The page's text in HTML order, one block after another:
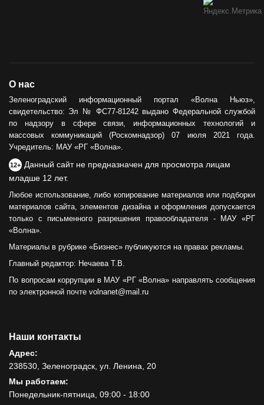
О нас
Зеленоградский информационный портал «Волна Ньюз»,
свидетельство: Эл № ФС77-81242 выдано Федеральной службой
по надзору в сфере связи, информационных технологий и
массовых коммуникаций (Роскомнадзор) 07 июля 2021 года.
Учредитель: МАУ «РГ «Волна».
12+ Данный сайт не предназначен для просмотра лицам
младше 12 лет.
Любое использование, либо копирование материалов или подборки
материалов сайта, элементов дизайна и оформления допускается
только с письменного разрешения правообладателя - МАУ «РГ
«Волна».
Материалы в рубрике «Бизнес» публикуются на правах рекламы.
Главный редактор: Нечаева Т.В.
По вопросам коррупции в МАУ «РГ «Волна» направлять сообщения
по электронной почте volnanet@mail.ru
Наши контакты
Адрес:
238530, Зеленоградск, ул. Ленина, 20
Мы работаем:
Понедельник-пятница, 09:00 - 18:00